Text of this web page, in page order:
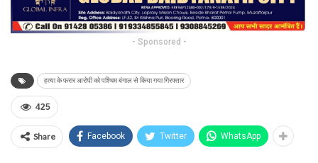
- Sponsored -
हत्या के फरार आरोपी को पश्चिम बंगाल से किया गया गिरफ्तार
425
Share Facebook Twitter WhatsApp